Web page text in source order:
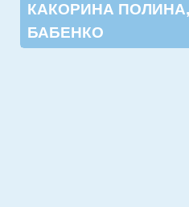
КАКОРИНА ПОЛИНА
БАБЕНКО